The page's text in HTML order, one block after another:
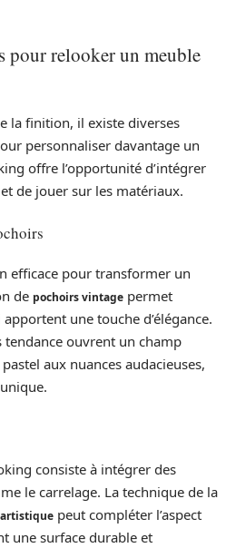
pour relooker un meuble
la finition, il existe diverses
personnaliser davantage un
offre l’opportunité d’intégrer
de jouer sur les matériaux.
efficace pour transformer un
de pochoirs vintage permet
une touche d’élégance.
tendance ouvrent un champ
aux nuances audacieuses,
consiste à intégrer des
le carrelage. La technique de la
artistique peut compléter l’aspect
une surface durable et